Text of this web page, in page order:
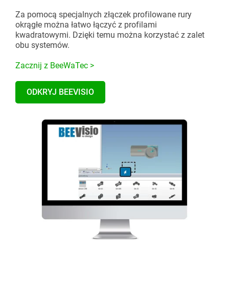
Za pomocą specjalnych złączek profilowane rury
okrągłe można łatwo łączyć z profilami
kwadratowymi. Dzięki temu można korzystać z zalet
obu systemów.
Zacznij z BeeWaTec >
ODKRYJ BEEVISIO